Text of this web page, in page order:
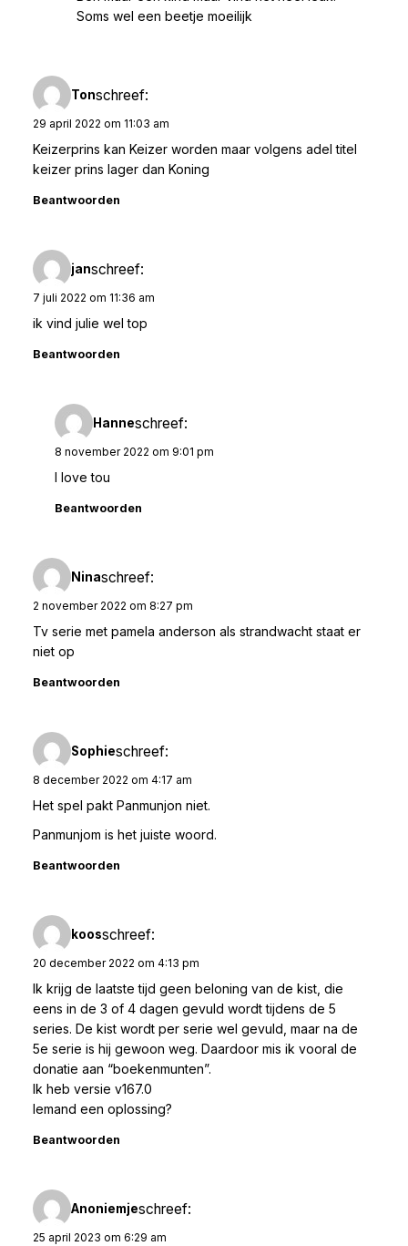
Soms wel een beetje moeilijk
Tonschreef:
29 april 2022 om 11:03 am
Keizerprins kan Keizer worden maar volgens adel titel
keizer prins lager dan Koning
Beantwoorden
janschreef:
7 juli 2022 om 11:36 am
ik vind julie wel top
Beantwoorden
Hanneschreef:
8 november 2022 om 9:01 pm
I love tou
Beantwoorden
Ninaschreef:
2 november 2022 om 8:27 pm
Tv serie met pamela anderson als strandwacht staat er
niet op
Beantwoorden
Sophieschreef:
8 december 2022 om 4:17 am
Het spel pakt Panmunjon niet.
Panmunjom is het juiste woord.
Beantwoorden
koosschreef:
20 december 2022 om 4:13 pm
Ik krijg de laatste tijd geen beloning van de kist, die
eens in de 3 of 4 dagen gevuld wordt tijdens de 5
series. De kist wordt per serie wel gevuld, maar na de
5e serie is hij gewoon weg. Daardoor mis ik vooral de
donatie aan “boekenmunten”.
Ik heb versie v167.0
Iemand een oplossing?
Beantwoorden
Anoniemjeschreef:
25 april 2023 om 6:29 am